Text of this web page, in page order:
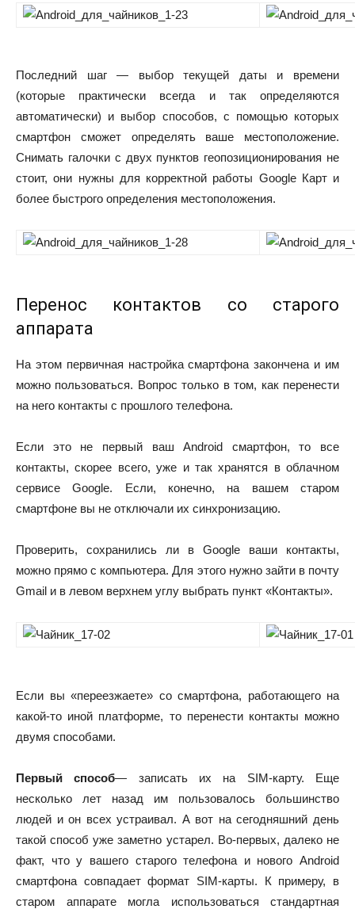
Последний шаг — выбор текущей даты и времени
(которые практически всегда и так определяются
автоматически) и выбор способов, с помощью которых
смартфон сможет определять ваше местоположение.
Снимать галочки с двух пунктов геопозиционирования не
стоит, они нужны для корректной работы Google Карт и
более быстрого определения местоположения.
Перенос контактов со старого
аппарата
На этом первичная настройка смартфона закончена и им
можно пользоваться. Вопрос только в том, как перенести
на него контакты с прошлого телефона.
Если это не первый ваш Android смартфон, то все
контакты, скорее всего, уже и так хранятся в облачном
сервисе Google. Если, конечно, на вашем старом
смартфоне вы не отключали их синхронизацию.
Проверить, сохранились ли в Google ваши контакты,
можно прямо с компьютера. Для этого нужно зайти в почту
Gmail и в левом верхнем углу выбрать пункт «Контакты».
Если вы «переезжаете» со смартфона, работающего на
какой-то иной платформе, то перенести контакты можно
двумя способами.
Первый способ— записать их на SIM-карту. Еще
несколько лет назад им пользовалось большинство
людей и он всех устраивал. А вот на сегодняшний день
такой способ уже заметно устарел. Во-первых, далеко не
факт, что у вашего старого телефона и нового Android
смартфона совпадает формат SIM-карты. К примеру, в
старом аппарате могла использоваться стандартная